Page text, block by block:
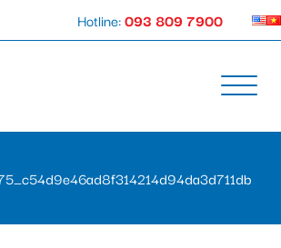
Hotline:093 809 7900